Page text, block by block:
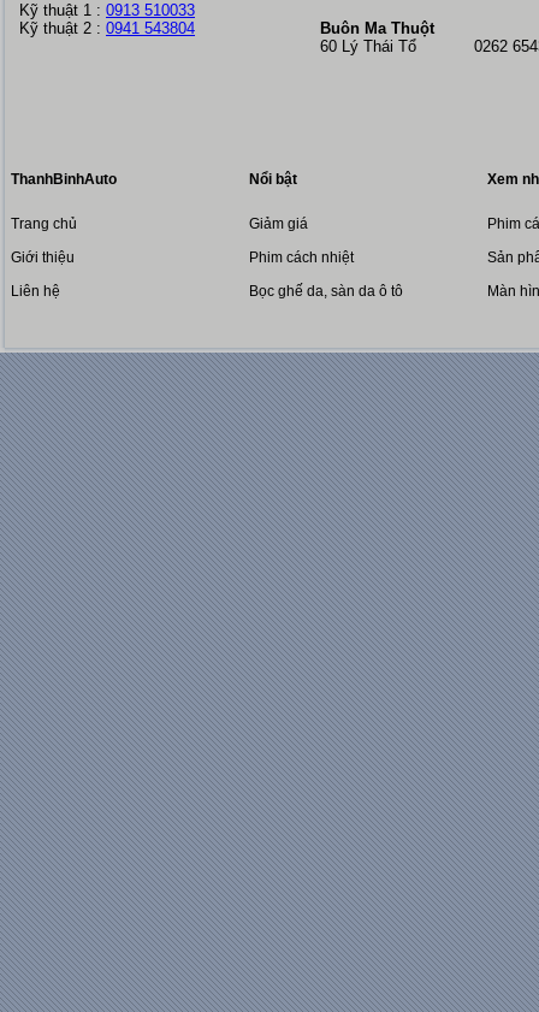
Kỹ thuật 1 : 0913 510033
Kỹ thuật 2 : 0941 543804
Buôn Ma Thuột
60 Lý Thái Tổ 0262
ThanhBinhAuto
Trang chủ
Giới thiệu
Liên hệ
Nổi bật
Giảm giá
Phim cách nhiệt
Bọc ghế da, sàn da ô tô
Xem
Phim
Sản
Màn